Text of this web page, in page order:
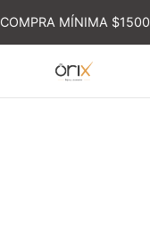
COMPRA MÍNIMA $1500